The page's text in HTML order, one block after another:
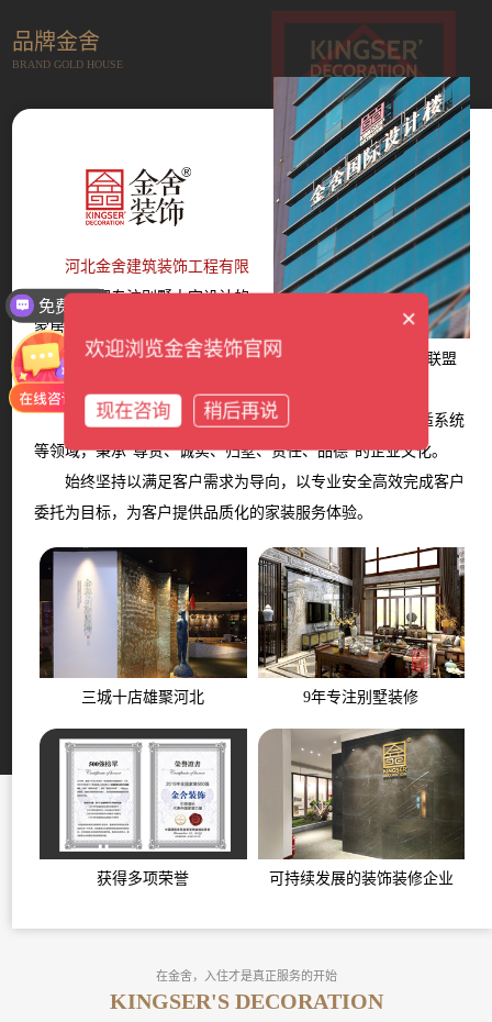
品牌金舍
BRAND GOLD HOUSE
河北金舍建筑装饰工程有限
公司是一家专注别墅大宅设计的
家居服务平台，成立于2014年。
现拥有12大墅级设计师团队、6大服务体系、多家战略联盟
商家。
产品覆盖设计、装修、主材、软装、家电、智能、舒适系统
等领域，秉承“尊贵、诚实、归墅、责任、品德”的企业文化。
始终坚持以满足客户需求为导向，以专业安全高效完成客户
委托为目标，为客户提供品质化的家装服务体验。
三城十店雄聚河北 9年专注别墅装修
获得多项荣誉 可持续发展的装饰装修企业
在金舍，入住才是真正服务的开始
KINGSER'S DECORATION
免费报价 ×
欢迎浏览金舍装饰官网
现在咨询 稍后再说